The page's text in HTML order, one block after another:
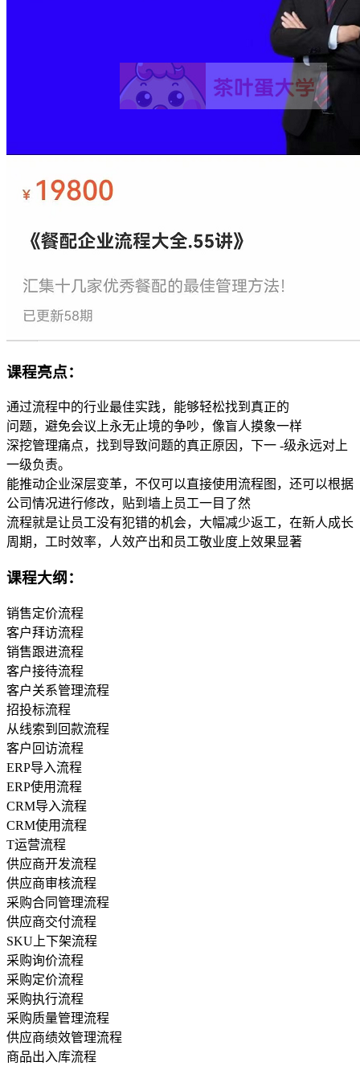
课程亮点：
通过流程中的行业最佳实践，能够轻松找到真正的
问题，避免会议上永无止境的争吵，像盲人摸象一样
深挖管理痛点，找到导致问题的真正原因，下一 -级永远对上
一级负责。
能推动企业深层变革，不仅可以直接使用流程图，还可以根据
公司情况进行修改，贴到墙上员工一目了然
流程就是让员工没有犯错的机会，大幅减少返工，在新人成长
周期，工时效率，人效产出和员工敬业度上效果显著
课程大纲：
销售定价流程
客户拜访流程
销售跟进流程
客户接待流程
客户关系管理流程
招投标流程
从线索到回款流程
客户回访流程
ERP导入流程
ERP使用流程
CRM导入流程
CRM使用流程
T运营流程
供应商开发流程
供应商审核流程
采购合同管理流程
供应商交付流程
SKU上下架流程
采购询价流程
采购定价流程
采购执行流程
采购质量管理流程
供应商绩效管理流程
商品出入库流程